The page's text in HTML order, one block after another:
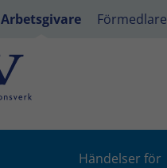
Arbetsgivare Förmedlare
Händelser för